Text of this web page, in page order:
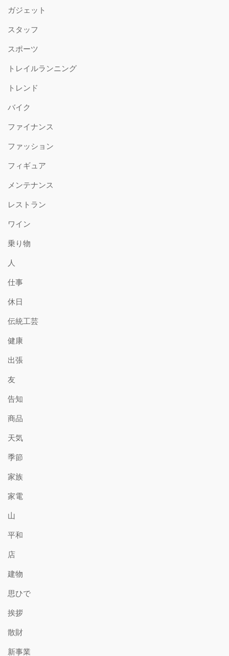
ガジェット
スタッフ
スポーツ
トレイルランニング
トレンド
バイク
ファイナンス
ファッション
フィギュア
メンテナンス
レストラン
ワイン
乗り物
人
仕事
休日
伝統工芸
健康
出張
友
告知
商品
天気
季節
家族
家電
山
平和
店
建物
思ひで
挨拶
散財
新事業